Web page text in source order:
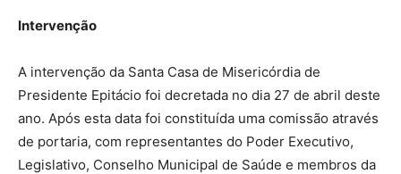
Intervenção
A intervenção da Santa Casa de Misericórdia de
Presidente Epitácio foi decretada no dia 27 de abril deste
ano. Após esta data foi constituída uma comissão através
de portaria, com representantes do Poder Executivo,
Legislativo, Conselho Municipal de Saúde e membros da